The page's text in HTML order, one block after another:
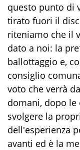
questo punto di
tirato fuori il
riteniamo che il
dato a noi: la
ballottaggio e,
consiglio
voto che verrà
domani, dopo le
svolgere la
dell'esperienza
avanti ed è la